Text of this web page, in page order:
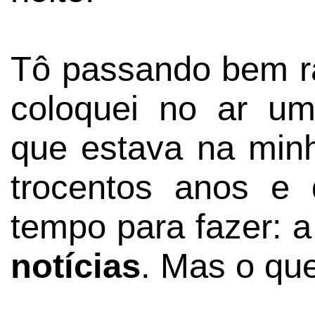
Tô passando bem
coloquei no ar
que estava na
trocentos anos e
tempo para fazer:
notícias. Mas o